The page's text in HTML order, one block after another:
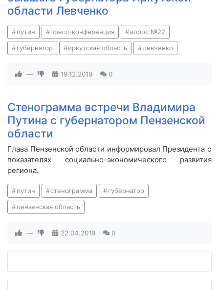
области Левченко
путин пресс-конференция ворос №22
губернатор иркутская область левченко
— 19.12.2019 0
Стенограмма встречи Владимира
Путина с губернатором Пензенской
области
Глава Пензенской области информировал Президента о
показателях социально-экономического развития
региона.
путин стенограмма губернатор
пензенская область
— 22.04.2019 0